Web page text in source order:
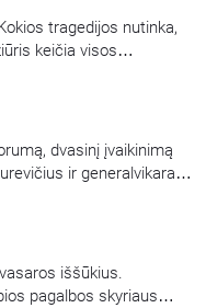
vedėjas Lietuvos
tragedijos nutinka,
keičia visos
Pasakoja gydytojas,
dr. Andrius Narbekovas.
dvasinį įvaikinimą
ir generalvikaras
iššūkius.
pagalbos skyriaus